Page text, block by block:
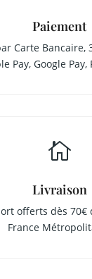
Paiement
Carte Bancaire,
Pay, Google

Livraison
offerts dès 70€
France